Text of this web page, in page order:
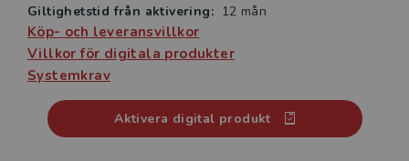
Giltighetstid från aktivering: 12 mån
Köp- och leveransvillkor
Villkor för digitala produkter
Systemkrav
Aktivera digital produkt